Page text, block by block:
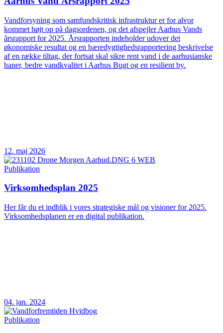
Vandforsyning som samfundskritisk infrastruktur er for alvor
kommet højt op på dagsordenen, og det afspejler Aarhus Vands
årsrapport for 2025. Årsrapporten indeholder udover det
økonomiske resultat og en bæredygtighedsrapportering beskrivelse
af en række tiltag, der fortsat skal sikre rent vand i de aarhusianske
haner, bedre vandkvalitet i Aarhus Bugt og en resilient by.
12. maj 2026
Publikation
Virksomhedsplan 2025
Her får du et indblik i vores strategiske mål og visioner for 2025.
Virksomhedsplanen er en digital publikation.
04. jan. 2024
Publikation